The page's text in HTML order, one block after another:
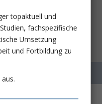
H, Cha WC, Sim MS,
Emerg
topaktuell und
fachspezifische
Umsetzung
und Fortbildung zu